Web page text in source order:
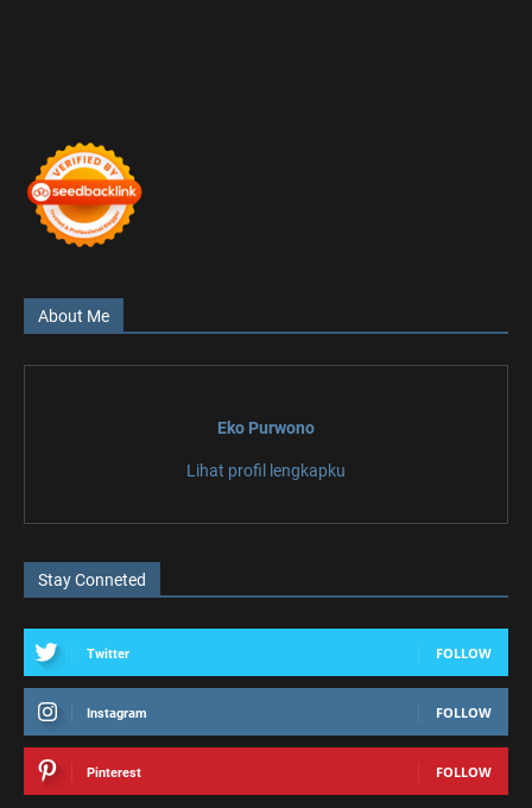
About Me
Eko Purwono
Lihat profil lengkapku
Stay Conneted
Twitter FOLLOW
Instagram FOLLOW
Pinterest FOLLOW